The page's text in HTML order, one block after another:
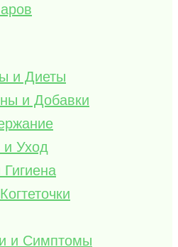
и Диеты
и Добавки
и Уход
и Симптомы